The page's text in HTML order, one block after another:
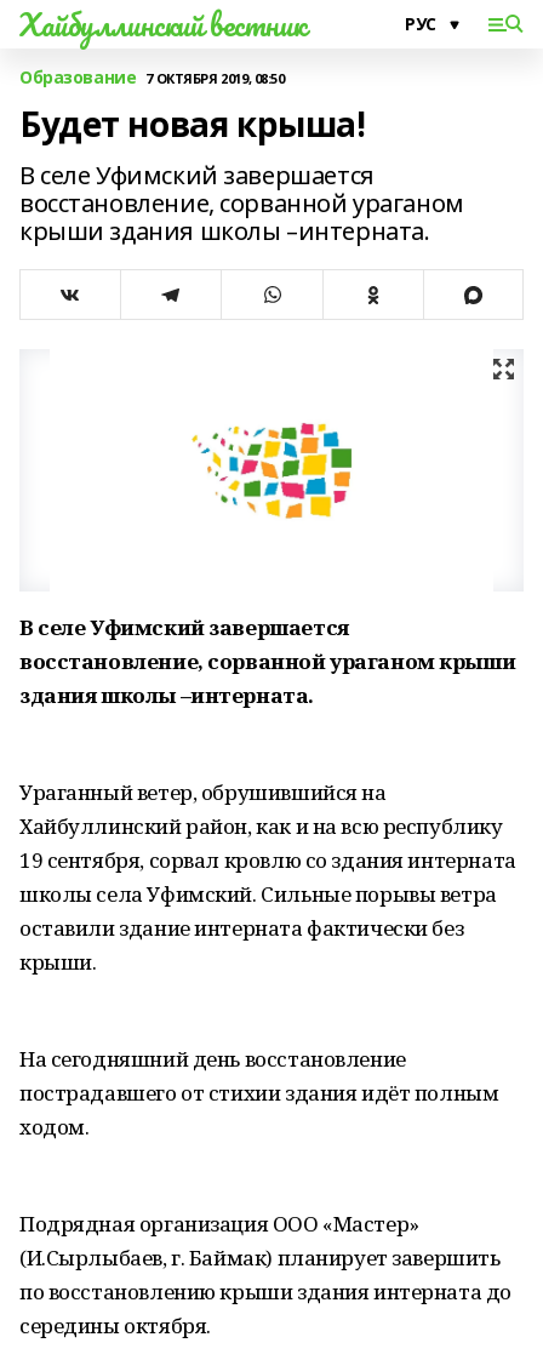
Хайбуллинский вестник
Образование 7 ОКТЯБРЯ 2019, 08:50
Будет новая крыша!
В селе Уфимский завершается
восстановление, сорванной ураганом
крыши здания школы –интерната.
В селе Уфимский завершается
восстановление, сорванной ураганом крыши
здания школы –интерната.
Ураганный ветер, обрушившийся на
Хайбуллинский район, как и на всю республику
19 сентября, сорвал кровлю со здания интерната
школы села Уфимский. Сильные порывы ветра
оставили здание интерната фактически без
крыши.
На сегодняшний день восстановление
пострадавшего от стихии здания идёт полным
ходом.
Подрядная организация ООО «Мастер»
(И.Сырлыбаев, г. Баймак) планирует завершить
по восстановлению крыши здания интерната до
середины октября.